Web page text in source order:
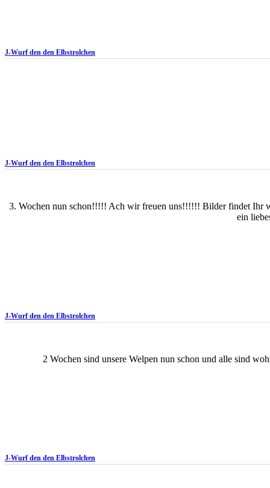
J-Wurf den den Elbstrolchen
J-Wurf den den Elbstrolchen
3. Wochen nun schon!!!!! Ach wir freuen uns!!!!!! Bilder findet Ihr
ein
J-Wurf den den Elbstrolchen
2 Wochen sind unsere Welpen nun schon und alle sind
J-Wurf den den Elbstrolchen